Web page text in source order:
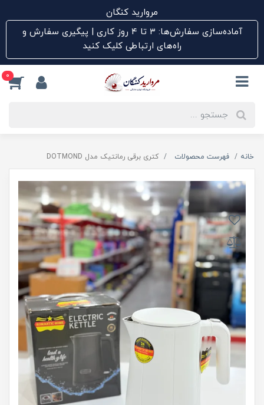
مروارید کنگان
آماده‌سازی سفارش‌ها: ۳ تا ۴ روز کاری | پیگیری سفارش و
راه‌های ارتباطی کلیک کنید
0
خانه فهرست محصولات کتری برقی رمانتیک مدل DOTMOND